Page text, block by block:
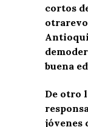
cortos
otra
de
buena
De otro
jóvenes